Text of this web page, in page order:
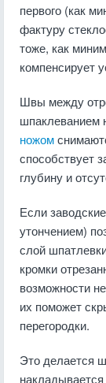
первого (как
фактуру
тоже, как
компенсирует
Швы между
шпаклеванием
ножом
способствует
глубину и
Если
утончением)
слой
кромки
возможности
их поможет
перегородки.
Это делается